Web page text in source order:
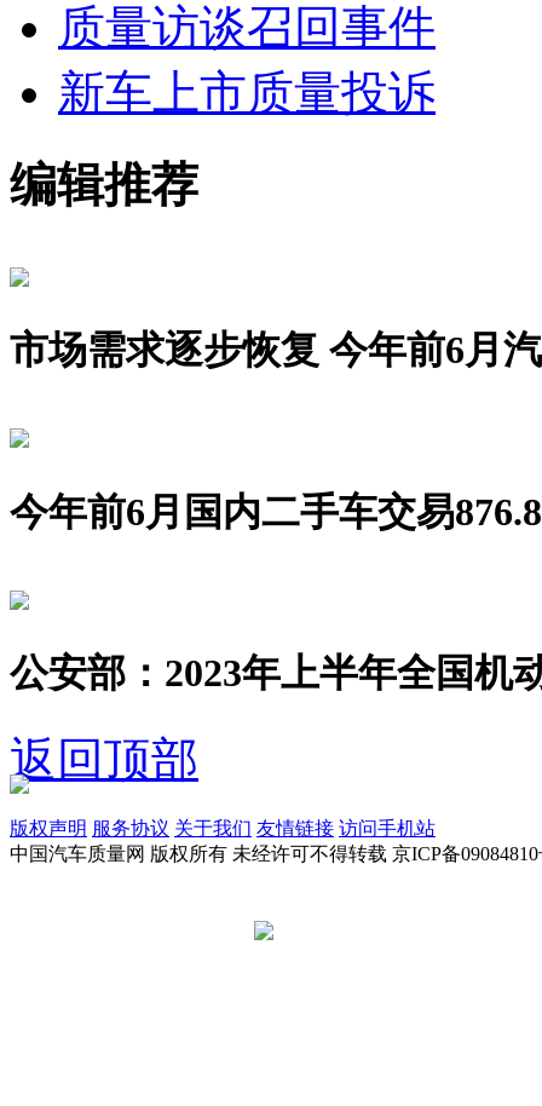
质量访谈召回事件
新车上市质量投诉
编辑推荐
市场需求逐步恢复 今年前6月
今年前6月国内二手车交易
公安部：2023年上半年全国机
返回顶部
版权声明 服务协议 关于我们 友情链接 访问手机站
中国汽车质量网 版权所有 未经许可不得转载 京ICP备09084810